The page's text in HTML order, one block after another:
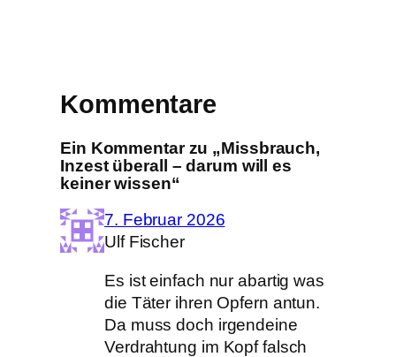
Kommentare
Ein Kommentar zu „Missbrauch,
Inzest überall – darum will es
keiner wissen“
7. Februar 2026
Ulf Fischer
Es ist einfach nur abartig was
die Täter ihren Opfern antun.
Da muss doch irgendeine
Verdrahtung im Kopf falsch